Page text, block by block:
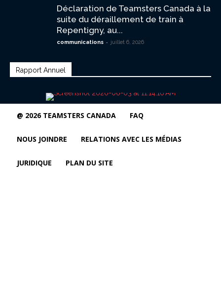
Déclaration de Teamsters Canada à la
suite du déraillement de train à
Repentigny, au...
communications - juillet 6, 2026
Rapport Annuel
@ 2026 TEAMSTERS CANADA FAQ
NOUS JOINDRE RELATIONS AVEC LES MÉDIAS
JURIDIQUE PLAN DU SITE